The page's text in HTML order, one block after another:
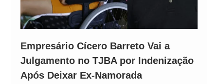
Empresário Cícero Barreto Vai a
Julgamento no TJBA por Indenização
Após Deixar Ex-Namorada